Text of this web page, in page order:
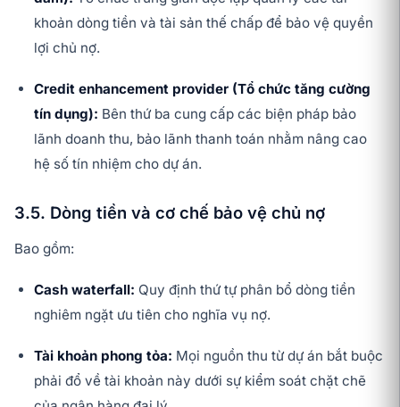
khoản dòng tiền và tài sản thế chấp để bảo vệ quyền
lợi chủ nợ.
Credit enhancement provider (Tổ chức tăng cường
tín dụng): Bên thứ ba cung cấp các biện pháp bảo
lãnh doanh thu, bảo lãnh thanh toán nhằm nâng cao
hệ số tín nhiệm cho dự án.
3.5. Dòng tiền và cơ chế bảo vệ chủ nợ
Bao gồm:
Cash waterfall: Quy định thứ tự phân bổ dòng tiền
nghiêm ngặt ưu tiên cho nghĩa vụ nợ.
Tài khoản phong tỏa: Mọi nguồn thu từ dự án bắt buộc
phải đổ về tài khoản này dưới sự kiểm soát chặt chẽ